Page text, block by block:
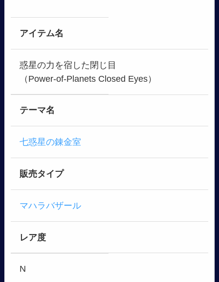
アイテム名
惑星の力を宿した閉じ目
（Power-of-Planets Closed Eyes）
テーマ名
七惑星の錬金室
販売タイプ
マハラバザール
レア度
N